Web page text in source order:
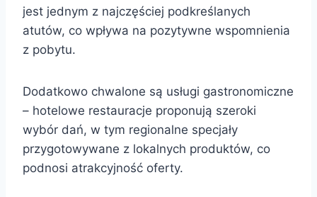
jest jednym z najczęściej podkreślanych
atutów, co wpływa na pozytywne wspomnienia
z pobytu.
Dodatkowo chwalone są usługi gastronomiczne
– hotelowe restauracje proponują szeroki
wybór dań, w tym regionalne specjały
przygotowywane z lokalnych produktów, co
podnosi atrakcyjność oferty.